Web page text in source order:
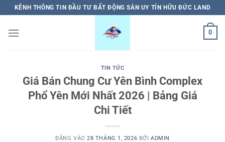
qua
nội
KÊNH THÔNG TIN ĐẦU TƯ BẤT ĐỘNG SẢN UY TÍN HỮU ĐỨC LAND
0
TIN TỨC
Giá Bán Chung Cư Yên Bình Complex
Phổ Yên Mới Nhất 2026 | Bảng Giá
Chi Tiết
ĐĂNG VÀO28 THÁNG 1, 2026 BỞI ADMIN